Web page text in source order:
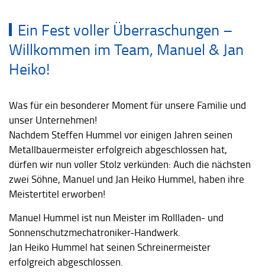
Ein Fest voller Überraschungen –
Willkommen im Team, Manuel & Jan
Heiko!
Was für ein besonderer Moment für unsere Familie und
unser Unternehmen!
Nachdem Steffen Hummel vor einigen Jahren seinen
Metallbauermeister erfolgreich abgeschlossen hat,
dürfen wir nun voller Stolz verkünden: Auch die nächsten
zwei Söhne, Manuel und Jan Heiko Hummel, haben ihre
Meistertitel erworben!
Manuel Hummel ist nun Meister im Rollladen- und
Sonnenschutzmechatroniker-Handwerk.
Jan Heiko Hummel hat seinen Schreinermeister
erfolgreich abgeschlossen.